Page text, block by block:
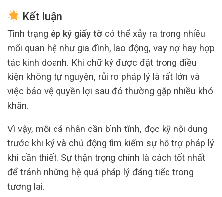
Kết luận
Tình trạng ép ký giấy tờ có thể xảy ra trong nhiều
mối quan hệ như gia đình, lao động, vay nợ hay hợp
tác kinh doanh. Khi chữ ký được đặt trong điều
kiện không tự nguyện, rủi ro pháp lý là rất lớn và
việc bảo vệ quyền lợi sau đó thường gặp nhiều khó
khăn.
Vì vậy, mỗi cá nhân cần bình tĩnh, đọc kỹ nội dung
trước khi ký và chủ động tìm kiếm sự hỗ trợ pháp lý
khi cần thiết. Sự thận trọng chính là cách tốt nhất
để tránh những hệ quả pháp lý đáng tiếc trong
tương lai.